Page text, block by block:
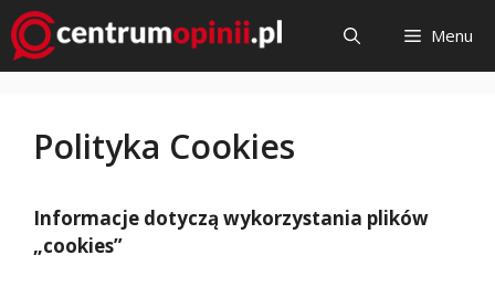
Przejdź
do
treści
Menu
Polityka Cookies
Informacje dotyczą wykorzystania plików
„cookies”